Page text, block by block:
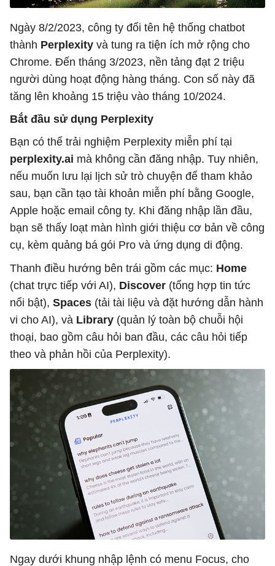
Ngày 8/2/2023, công ty đổi tên hệ thống chatbot
thành Perplexity và tung ra tiện ích mở rộng cho
Chrome. Đến tháng 3/2023, nền tảng đạt 2 triệu
người dùng hoạt động hàng tháng. Con số này đã
tăng lên khoảng 15 triệu vào tháng 10/2024.
Bắt đầu sử dụng Perplexity
Bạn có thể trải nghiệm Perplexity miễn phí tại
perplexity.ai mà không cần đăng nhập. Tuy nhiên,
nếu muốn lưu lại lịch sử trò chuyện để tham khảo
sau, bạn cần tạo tài khoản miễn phí bằng Google,
Apple hoặc email công ty. Khi đăng nhập lần đầu,
bạn sẽ thấy loạt màn hình giới thiệu cơ bản về công
cụ, kèm quảng bá gói Pro và ứng dụng di động.
Thanh điều hướng bên trái gồm các mục: Home
(chat trực tiếp với AI), Discover (tổng hợp tin tức
nổi bật), Spaces (tải tài liệu và đặt hướng dẫn hành
vi cho AI), và Library (quản lý toàn bộ chuỗi hội
thoại, bao gồm câu hỏi ban đầu, các câu hỏi tiếp
theo và phản hồi của Perplexity).
Ngay dưới khung nhập lệnh có menu Focus, cho